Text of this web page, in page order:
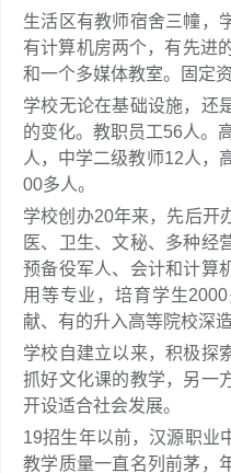
生活区有教师宿舍三幢，
有计算机房两个，有先进
和一个多媒体教室。固定
学校无论在基础设施，还
的变化。教职员工56人。
人，中学二级教师12人，
00多人。
学校创办20年来，先后开
医、卫生、文秘、多种经
预备役军人、会计和计算
用等专业，培育学生
献、有的升入高等院校深造
学校自建立以来，积极探
抓好文化课的教学，另一
开设适合社会发展。
19招生年以前，汉源职业
教学质量一直名列前茅，